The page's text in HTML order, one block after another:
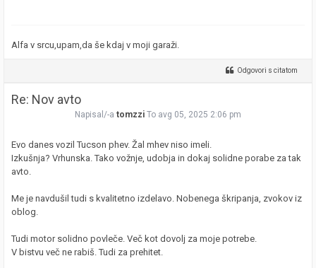
Alfa v srcu,upam,da še kdaj v moji garaži.
Odgovori s citatom
Re: Nov avto
Napisal/-a tomzzi To avg 05, 2025 2:06 pm
Evo danes vozil Tucson phev. Žal mhev niso imeli.
Izkušnja? Vrhunska. Tako vožnje, udobja in dokaj solidne porabe za tak
avto.
Me je navdušil tudi s kvalitetno izdelavo. Nobenega škripanja, zvokov iz
oblog.
Tudi motor solidno povleče. Več kot dovolj za moje potrebe.
V bistvu več ne rabiš. Tudi za prehitet.